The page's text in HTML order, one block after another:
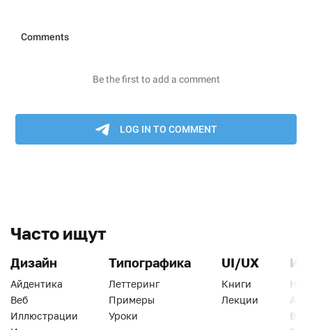
Часто ищут
Дизайн
Айдентика
Веб
Иллюстрации
Типографика
Леттеринг
Примеры
Уроки
UI/UX
Книги
Лекции
Веб